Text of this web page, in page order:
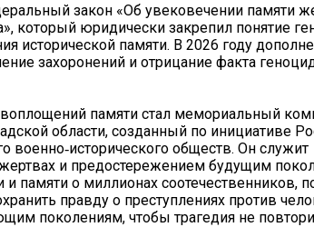
закон «Об увековечении памяти
который юридически закрепил понятие
исторической памяти. В 2026 году
захоронений и отрицание факта
памяти стал мемориальный
области, созданный по инициативе
военно‑исторического обществ. Он служит
и предостережением будущим
и памяти о миллионах соотечественников,
правду о преступлениях против
поколениям, чтобы трагедия не